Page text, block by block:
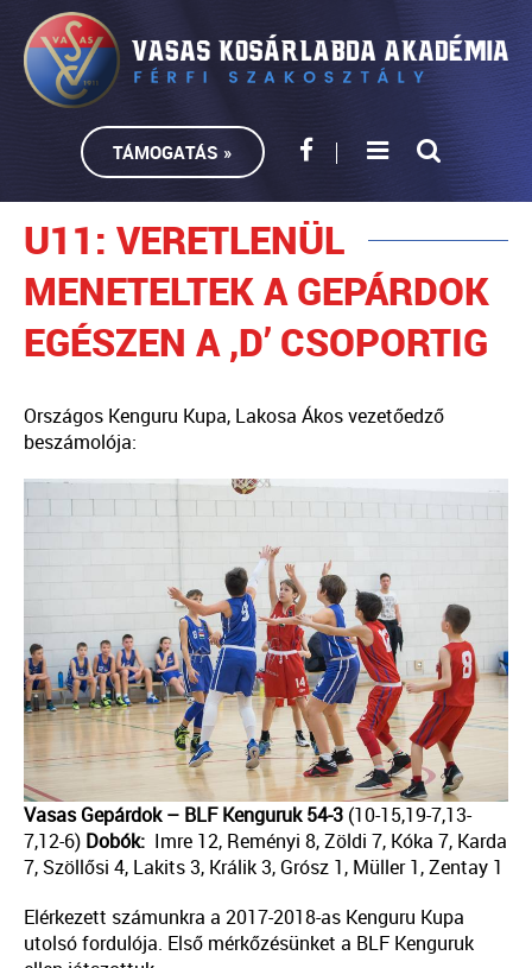
TÁMOGATÁS »
U11: VERETLENÜL
MENETELTEK A GEPÁRDOK
EGÉSZEN A ,D’ CSOPORTIG
Országos Kenguru Kupa, Lakosa Ákos vezetőedző
beszámolója:
Vasas Gepárdok – BLF Kenguruk 54-3 (10-15,19-7,13-
7,12-6) Dobók: Imre 12, Reményi 8, Zöldi 7, Kóka 7, Karda
7, Szöllősi 4, Lakits 3, Králik 3, Grósz 1, Müller 1, Zentay 1
Elérkezett számunkra a 2017-2018-as Kenguru Kupa
utolsó fordulója. Első mérkőzésünket a BLF Kenguruk